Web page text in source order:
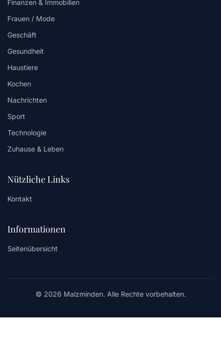
Finanzen & Immobilien
Frauen / Mode
Geschäft
Gesundheit
Haustiere
Kochen
Nachrichten
Sport
Technologie
Zuhause & Leben
Nützliche Links
Kontakt
Informationen
Seitenübersicht
© 2026 Malzminden. Alle Rechte vorbehalten.